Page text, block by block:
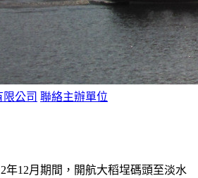
公司 聯絡主辦單位
年12月期間，開航大稻埕碼頭至淡水